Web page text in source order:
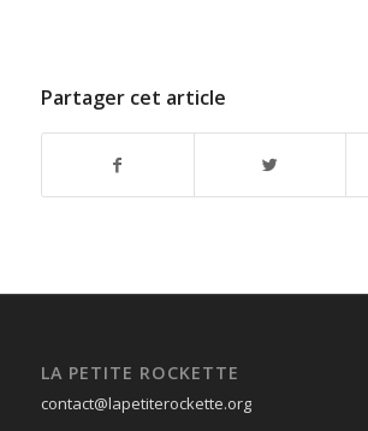
Partager cet article
LA PETITE ROCKETTE
contact@lapetiterockette.org